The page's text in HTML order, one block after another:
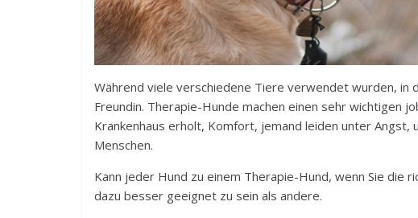
Während viele verschiedene Tiere verwendet wurden, in
Freundin. Therapie-Hunde machen einen sehr wichtigen
Krankenhaus erholt, Komfort, jemand leiden unter Angst,
Menschen.
Kann jeder Hund zu einem Therapie-Hund, wenn Sie die
dazu besser geeignet zu sein als andere.